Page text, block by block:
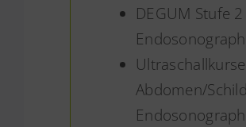
DEGUM Stufe 2
Ultraschallkurse
Abdomen/